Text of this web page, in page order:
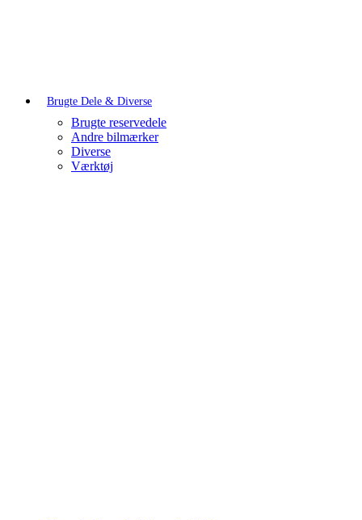
Brugte Dele & Diverse
Brugte reservedele
Andre bilmærker
Diverse
Værktøj